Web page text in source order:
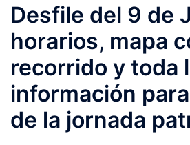
Desfile del 9 de
horarios, mapa
recorrido y toda
información
de la jornada